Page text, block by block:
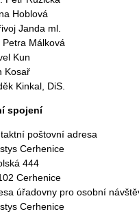
Hoblová
Janda ml.
Petra Málková
Kun
Kosař
Kinkal, DiS.
spojení
poštovní adresa
Cerhenice
444
Cerhenice
úřadovny pro osobní
Cerhenice